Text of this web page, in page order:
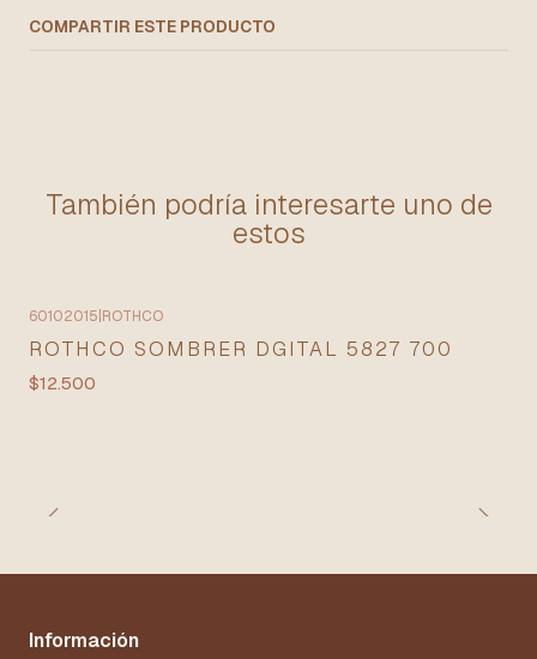
COMPARTIR ESTE PRODUCTO
También podría interesarte uno de
estos
60102015 ROTHCO
ROTHCO SOMBRER DGITAL 5827 700
$12.500
Información